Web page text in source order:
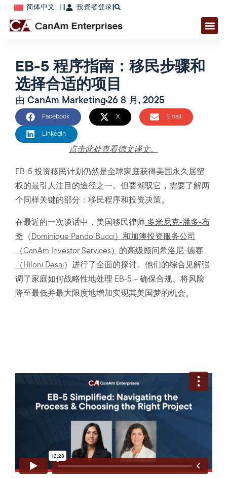
简体中文 投资者登录 |
EB-5 程序指南：移民步骤和
选择合适的项目
由 CanAm Marketing26 8 月, 2025
Facebook X Email
LinkedIn
点击此处查看德文译文。
EB-5 投资移民计划仍然是全球家庭获得美国永久居留
权的最引人注目的途径之一。但要驾驭它，需要了解两
个同样关键的部分：移民程序和投资决策。
在最近的一次谈话中，美国移民律师 多米尼克-潘多-布
奇（ Dominique Pando Bucci）和加澳投资服务公司
（CanAm Investor Services）的高级顾问希洛尼-德赛
（Hiloni Desai）进行了全面的探讨。他们的综合见解强
调了家庭如何战略性地处理 EB-5 – 确保合规、将风险
降至最低并最大限度地增加实现其美国梦的机会。